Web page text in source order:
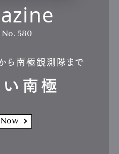
No. 580
ら南極観測隊まで
い南極
Now